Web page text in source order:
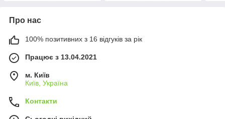
Про нас
100% позитивних з 16 відгуків за рік
Працює з 13.04.2021
м. Київ
Київ, Україна
Контакти